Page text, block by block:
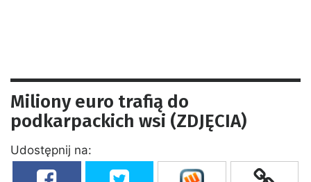
Miliony euro trafią do
podkarpackich wsi (ZDJĘCIA)
Udostępnij na: